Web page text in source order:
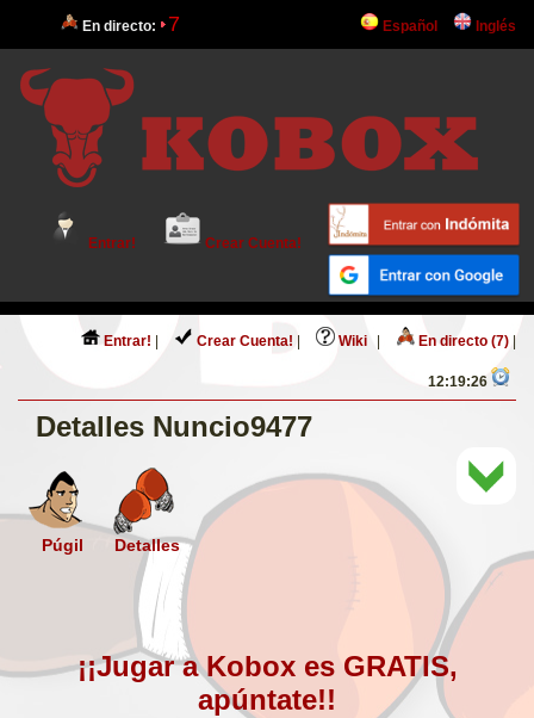
En directo: 7 Español Inglés
Entrar! Crear Cuenta!
Entrar! Crear Cuenta! Wiki En directo (7)
12:19:26
Detalles Nuncio9477
Púgil Detalles
¡¡Jugar a Kobox es GRATIS,
apúntate!!